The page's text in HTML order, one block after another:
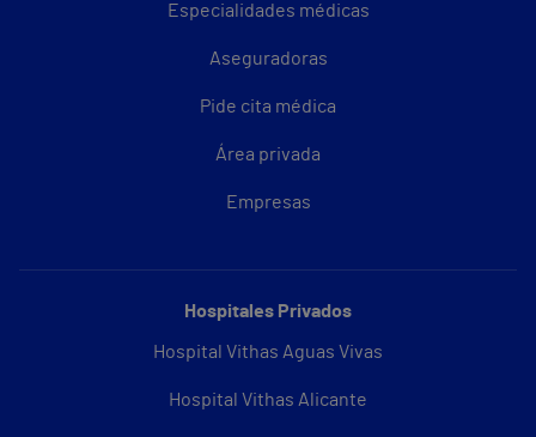
Especialidades médicas
Aseguradoras
Pide cita médica
Área privada
Empresas
Hospitales Privados
Hospital Vithas Aguas Vivas
Hospital Vithas Alicante